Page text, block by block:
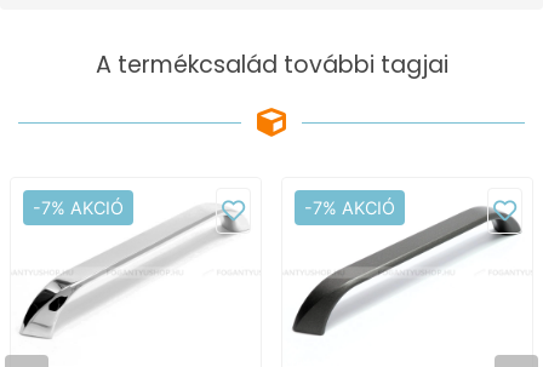
A termékcsalád további tagjai
-7% AKCIÓ -7% AKCIÓ